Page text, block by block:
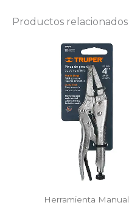
Productos relacionados
Herramienta Manual